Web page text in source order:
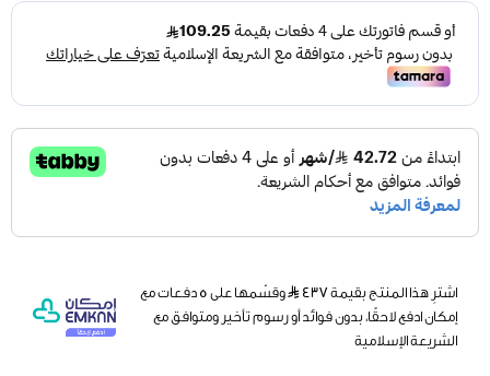
اشترِ هذا المنتج بقيمة ٤٣٧
وقسّمها على 5 دفعات مع
إمكان ادفع لاحقًا، بدون فوائد أو رسوم تأخير ومتوافق مع
الشريعة الإسلامية